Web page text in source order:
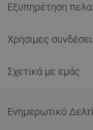
Εξυπηρέτηση
Χρήσιμες
Σχετικά με εμάς
Ενημερωτικό